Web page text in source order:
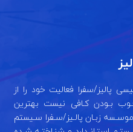
پالیز/سفرا فعالیت خود را از
خـوب بـودن کـافی نیست بهترین
موسـسه زبـان پالـیز/سـفرا سـیستم